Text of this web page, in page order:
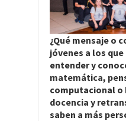
¿Qué mensaje o
jóvenes a los
entender y
matemática,
computacional o
docencia y
saben a más